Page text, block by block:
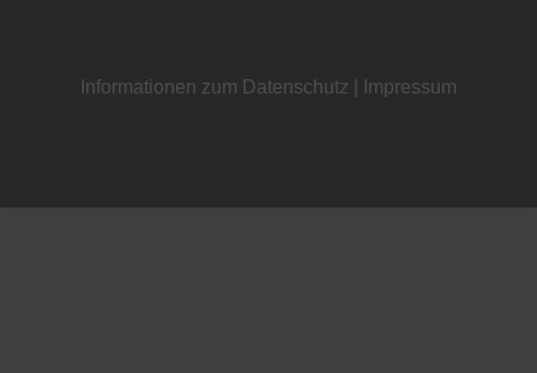
Informationen zum Datenschutz Impressum